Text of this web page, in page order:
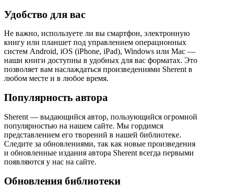
Удобство для вас
Не важно, используете ли вы смартфон, электронную
книгу или планшет под управлением операционных
систем Android, iOS (iPhone, iPad), Windows или Mac —
наши книги доступны в удобных для вас форматах. Это
позволяет вам наслаждаться произведениями Sherent в
любом месте и в любое время.
Популярность автора
Sherent — выдающийся автор, пользующийся огромной
популярностью на нашем сайте. Мы гордимся
представлением его творений в нашей библиотеке.
Следите за обновлениями, так как новые произведения
и обновленные издания автора Sherent всегда первыми
появляются у нас на сайте.
Обновления библиотеки